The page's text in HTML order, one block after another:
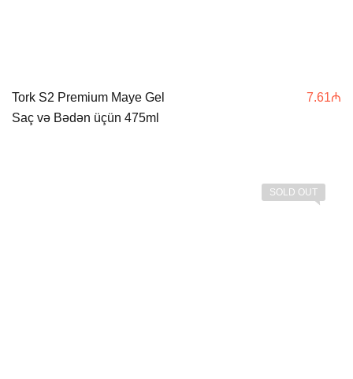
Tork S2 Premium Maye Gel
Saç və Bədən üçün 475ml
7.61₼
SOLD OUT